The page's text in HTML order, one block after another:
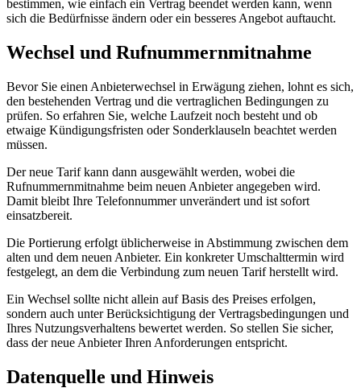
bestimmen, wie einfach ein Vertrag beendet werden kann, wenn
sich die Bedürfnisse ändern oder ein besseres Angebot auftaucht.
Wechsel und Rufnummernmitnahme
Bevor Sie einen Anbieterwechsel in Erwägung ziehen, lohnt es sich,
den bestehenden Vertrag und die vertraglichen Bedingungen zu
prüfen. So erfahren Sie, welche Laufzeit noch besteht und ob
etwaige Kündigungsfristen oder Sonderklauseln beachtet werden
müssen.
Der neue Tarif kann dann ausgewählt werden, wobei die
Rufnummernmitnahme beim neuen Anbieter angegeben wird.
Damit bleibt Ihre Telefonnummer unverändert und ist sofort
einsatzbereit.
Die Portierung erfolgt üblicherweise in Abstimmung zwischen dem
alten und dem neuen Anbieter. Ein konkreter Umschalttermin wird
festgelegt, an dem die Verbindung zum neuen Tarif herstellt wird.
Ein Wechsel sollte nicht allein auf Basis des Preises erfolgen,
sondern auch unter Berücksichtigung der Vertragsbedingungen und
Ihres Nutzungsverhaltens bewertet werden. So stellen Sie sicher,
dass der neue Anbieter Ihren Anforderungen entspricht.
Datenquelle und Hinweis